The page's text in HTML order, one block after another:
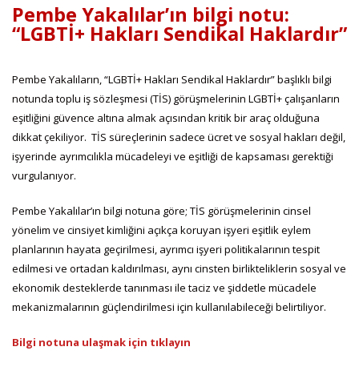
Pembe Yakalılar’ın bilgi notu:
“LGBTİ+ Hakları Sendikal Haklardır”
Pembe Yakalıların, “LGBTİ+ Hakları Sendikal Haklardır” başlıklı bilgi
notunda toplu iş sözleşmesi (TİS) görüşmelerinin LGBTİ+ çalışanların
eşitliğini güvence altına almak açısından kritik bir araç olduğuna
dikkat çekiliyor. TİS süreçlerinin sadece ücret ve sosyal hakları değil,
işyerinde ayrımcılıkla mücadeleyi ve eşitliği de kapsaması gerektiği
vurgulanıyor.
Pembe Yakalılar’ın bilgi notuna göre; TİS görüşmelerinin cinsel
yönelim ve cinsiyet kimliğini açıkça koruyan işyeri eşitlik eylem
planlarının hayata geçirilmesi, ayrımcı işyeri politikalarının tespit
edilmesi ve ortadan kaldırılması, aynı cinsten birlikteliklerin sosyal ve
ekonomik desteklerde tanınması ile taciz ve şiddetle mücadele
mekanizmalarının güçlendirilmesi için kullanılabileceği belirtiliyor.
Bilgi notuna ulaşmak için tıklayın